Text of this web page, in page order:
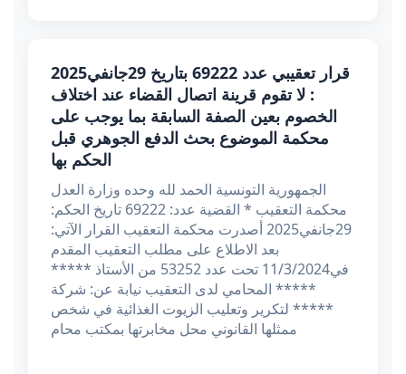
قرار تعقيبي عدد 69222 بتاريخ 29جانفي2025
: لا تقوم قرينة اتصال القضاء عند اختلاف
الخصوم بعين الصفة السابقة بما يوجب على
محكمة الموضوع بحث الدفع الجوهري قبل
الحكم بها
الجمهورية التونسية الحمد لله وحده وزارة العدل
محكمة التعقيب * القضية عدد: 69222 تاريخ الحكم:
29جانفي2025 أصدرت محكمة التعقيب القرار الآتي:
بعد الاطلاع على مطلب التعقيب المقدم
في11/3/2024 تحت عدد 53252 من الأستاذ *****
***** المحامي لدى التعقيب نيابة عن: شركة
***** لتكرير وتعليب الزيوت الغذائية في شخص
ممثلها القانوني محل مخابرتها بمكتب محام